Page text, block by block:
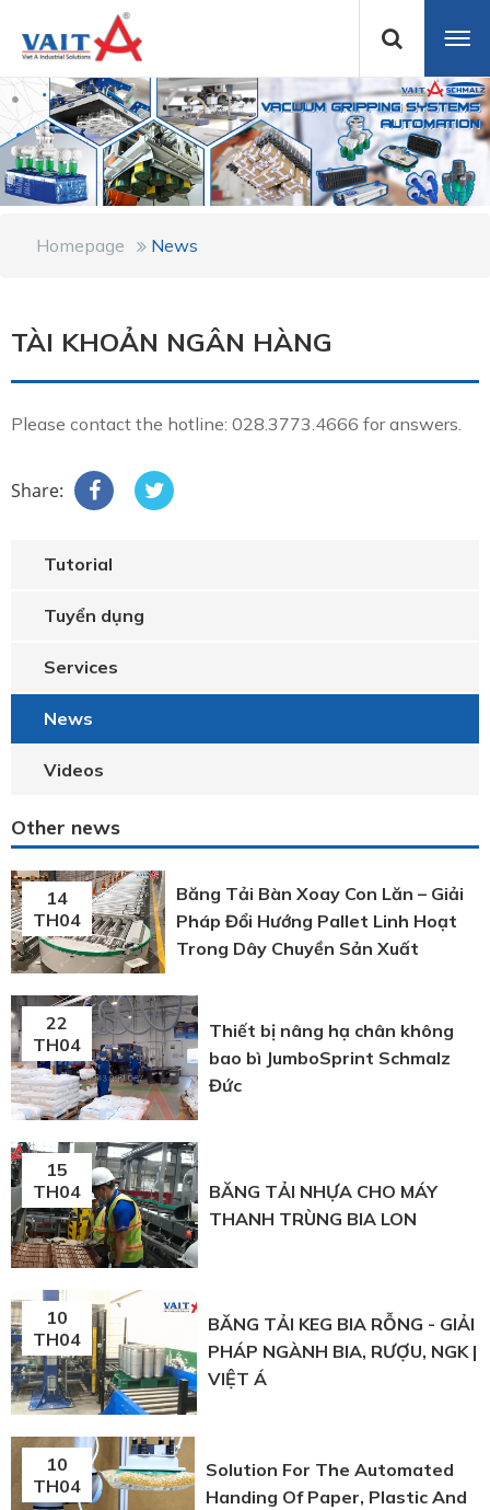
Homepage News
TÀI KHOẢN NGÂN HÀNG
Please contact the hotline: 028.3773.4666 for answers.
Share:
Tutorial
Tuyển dụng
Services
News
Videos
Other news
14
TH04
Băng Tải Bàn Xoay Con Lăn – Giải
Pháp Đổi Hướng Pallet Linh Hoạt
Trong Dây Chuyền Sản Xuất
22
TH04
Thiết bị nâng hạ chân không
bao bì JumboSprint Schmalz
Đức
15
TH04
BĂNG TẢI NHỰA CHO MÁY
THANH TRÙNG BIA LON
10
TH04
BĂNG TẢI KEG BIA RỖNG - GIẢI
PHÁP NGÀNH BIA, RƯỢU, NGK |
VIỆT Á
10
TH04
Solution For The Automated
Handing Of Paper, Plastic And